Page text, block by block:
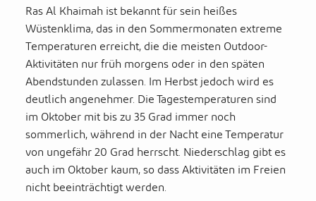
Ras Al Khaimah ist bekannt für sein heißes
Wüstenklima, das in den Sommermonaten extreme
Temperaturen erreicht, die die meisten Outdoor-
Aktivitäten nur früh morgens oder in den späten
Abendstunden zulassen. Im Herbst jedoch wird es
deutlich angenehmer. Die Tagestemperaturen sind
im Oktober mit bis zu 35 Grad immer noch
sommerlich, während in der Nacht eine Temperatur
von ungefähr 20 Grad herrscht. Niederschlag gibt es
auch im Oktober kaum, so dass Aktivitäten im Freien
nicht beeinträchtigt werden.